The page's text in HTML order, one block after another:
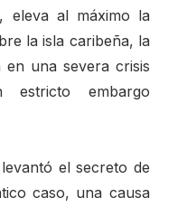
eleva al máximo la
la isla caribeña, la
en una severa crisis
embargo
el secreto de
caso, una causa